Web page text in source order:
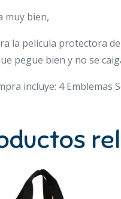
muy bien,
la película protectora
pegue bien y no se
incluye: 4 Emblemas